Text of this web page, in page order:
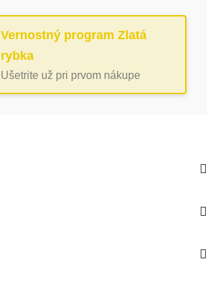
Vernostný program Zlatá
rybka
Ušetrite už pri prvom nákupe